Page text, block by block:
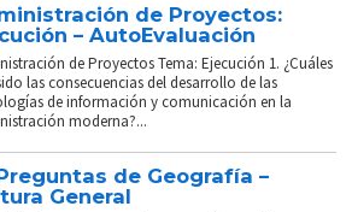
de Proyectos:
– AutoEvaluación
de Proyectos Tema: Ejecución 1. ¿Cuáles
las consecuencias del desarrollo de las
de información y comunicación en la
moderna?...
de Geografía –
General